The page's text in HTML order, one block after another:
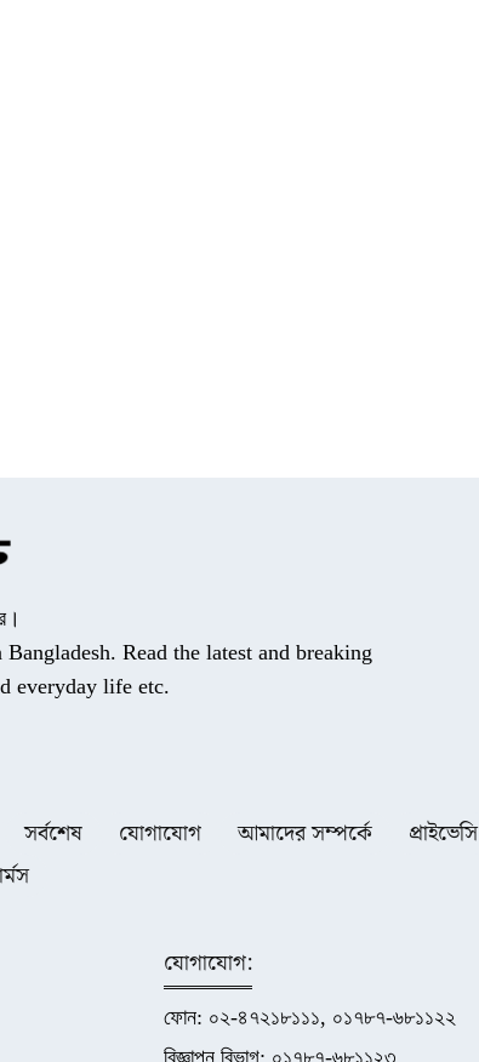
Read the latest and breaking
everyday life etc.
সর্বশেষ যোগাযোগ আমাদের সম্পর্কে প্রাইভেসি
যোগাযোগ:
ফোন: ০২-৪৭২১৮১১১, ০১৭৮৭-৬৮১১২২
বিজ্ঞাপন বিভাগ: ০১৭৮৭-৬৮১১২৩